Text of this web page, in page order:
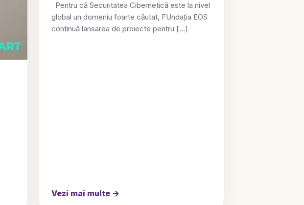
Pentru că Securitatea Cibernetică este la nivel
global un domeniu foarte căutat, FUndația EOS
continuă lansarea de proiecte pentru […]
Vezi mai multe →